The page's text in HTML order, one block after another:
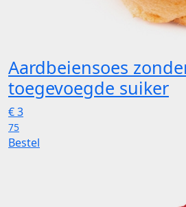
Aardbeiensoes
toegevoegde suiker
€3
75
Bestel